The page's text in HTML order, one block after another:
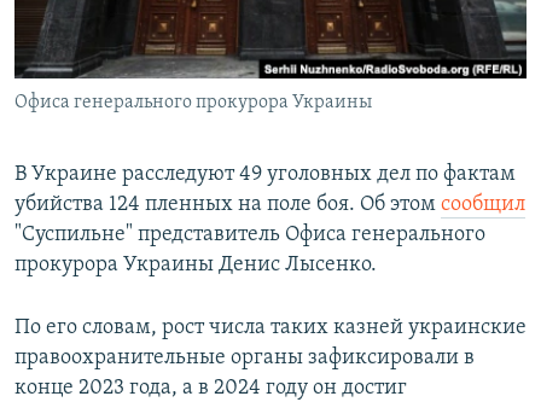
Офиса генерального прокурора Украины
В Украине расследуют 49 уголовных дел по фактам
убийства 124 пленных на поле боя. Об этом сообщил
"Суспильне" представитель Офиса генерального
прокурора Украины Денис Лысенко.
По его словам, рост числа таких казней украинские
правоохранительные органы зафиксировали в
конце 2023 года, а в 2024 году он достиг